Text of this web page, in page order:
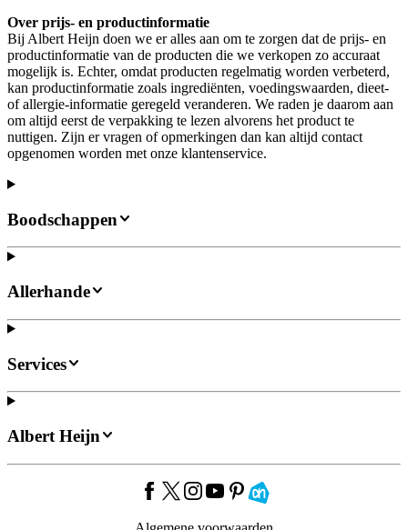
Over prijs- en productinformatie
Bij Albert Heijn doen we er alles aan om te zorgen dat de prijs- en
productinformatie van de producten die we verkopen zo accuraat
mogelijk is. Echter, omdat producten regelmatig worden verbeterd,
kan productinformatie zoals ingrediënten, voedingswaarden, dieet-
of allergie-informatie geregeld veranderen. We raden je daarom aan
om altijd eerst de verpakking te lezen alvorens het product te
nuttigen. Zijn er vragen of opmerkingen dan kan altijd contact
opgenomen worden met onze klantenservice.
Boodschappen
Allerhande
Services
Albert Heijn